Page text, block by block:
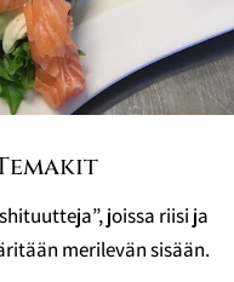
joissa riisi ja
merilevän sisään.